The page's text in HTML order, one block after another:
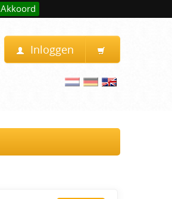
Akkoord
Inloggen